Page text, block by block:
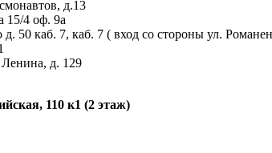
д.13
15/4 оф. 9а
д. 50 каб. 7, каб. 7 ( вход со стороны ул.
д. 129
110 к1 (2 этаж)